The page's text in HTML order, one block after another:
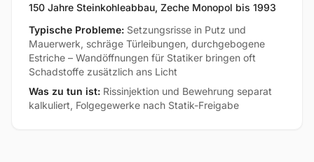
150 Jahre Steinkohleabbau, Zeche Monopol bis 1993
Typische Probleme: Setzungsrisse in Putz und
Mauerwerk, schräge Türleibungen, durchgebogene
Estriche – Wandöffnungen für Statiker bringen oft
Schadstoffe zusätzlich ans Licht
Was zu tun ist: Rissinjektion und Bewehrung separat
kalkuliert, Folgegewerke nach Statik-Freigabe